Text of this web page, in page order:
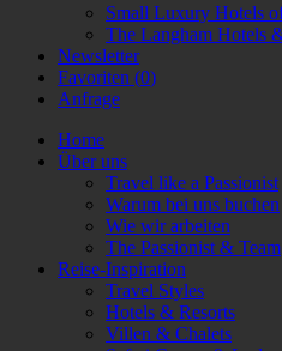
Small Luxury Hotels
The Langham Hotels
Newsletter
Favoriten (0)
Anfrage
Home
Über uns
Travel like a Passionist
Warum bei uns buchen
Wie wir arbeiten
The Passionist & Team
Reise-Inspiration
Travel Styles
Hotels & Resorts
Villen & Chalets